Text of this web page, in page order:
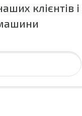
клієнтів